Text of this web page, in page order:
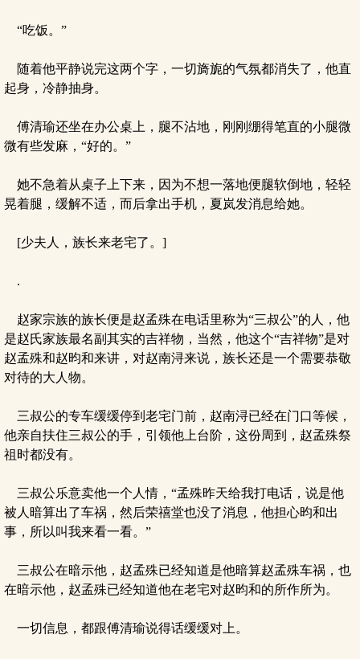
“吃饭。”
随着他平静说完这两个字，一切旖旎的气氛都消失了，他直
起身，冷静抽身。
傅清瑜还坐在办公桌上，腿不沾地，刚刚绷得笔直的小腿微
微有些发麻，“好的。”
她不急着从桌子上下来，因为不想一落地便腿软倒地，轻轻
晃着腿，缓解不适，而后拿出手机，夏岚发消息给她。
[少夫人，族长来老宅了。]
.
赵家宗族的族长便是赵孟殊在电话里称为“三叔公”的人，他
是赵氏家族最名副其实的吉祥物，当然，他这个“吉祥物”是对
赵孟殊和赵昀和来讲，对赵南浔来说，族长还是一个需要恭敬
对待的大人物。
三叔公的专车缓缓停到老宅门前，赵南浔已经在门口等候，
他亲自扶住三叔公的手，引领他上台阶，这份周到，赵孟殊祭
祖时都没有。
三叔公乐意卖他一个人情，“孟殊昨天给我打电话，说是他
被人暗算出了车祸，然后荣禧堂也没了消息，他担心昀和出
事，所以叫我来看一看。”
三叔公在暗示他，赵孟殊已经知道是他暗算赵孟殊车祸，也
在暗示他，赵孟殊已经知道他在老宅对赵昀和的所作所为。
一切信息，都跟傅清瑜说得话缓缓对上。